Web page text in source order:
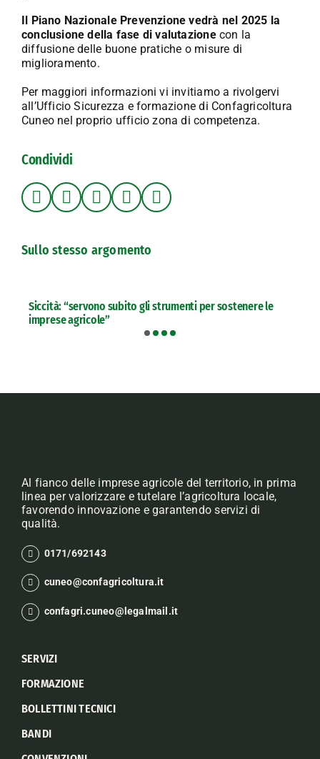
Il Piano Nazionale Prevenzione vedrà nel 2025 la
conclusione della fase di valutazionecon la
diffusione delle buone pratiche o misure di
miglioramento.
Per maggiori informazioni vi invitiamo a rivolgervi
all’Ufficio Sicurezza e formazione di Confagricoltura
Cuneo nel proprio ufficio zona di competenza.
Condividi
Sullo stesso argomento
Siccità: “servono subito gli strumenti per sostenere le
imprese agricole”
Al fianco delle imprese agricole del territorio, in prima
linea per valorizzare e tutelare l’agricoltura locale,
favorendo innovazione e garantendo servizi di
qualità.
0171/692143
cuneo@confagricoltura.it
confagri.cuneo@legalmail.it
SERVIZI
FORMAZIONE
BOLLETTINI TECNICI
BANDI